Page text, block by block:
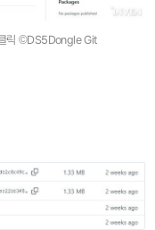
릭 ©DS5Dongle Git